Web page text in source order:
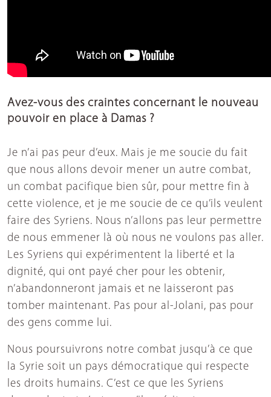
Avez-vous des craintes concernant le nouveau
pouvoir en place à Damas ?
Je n’ai pas peur d’eux. Mais je me soucie du fait
que nous allons devoir mener un autre combat,
un combat pacifique bien sûr, pour mettre fin à
cette violence, et je me soucie de ce qu’ils veulent
faire des Syriens. Nous n’allons pas leur permettre
de nous emmener là où nous ne voulons pas aller.
Les Syriens qui expérimentent la liberté et la
dignité, qui ont payé cher pour les obtenir,
n’abandonneront jamais et ne laisseront pas
tomber maintenant. Pas pour al-Jolani, pas pour
des gens comme lui.
Nous poursuivrons notre combat jusqu’à ce que
la Syrie soit un pays démocratique qui respecte
les droits humains. C’est ce que les Syriens